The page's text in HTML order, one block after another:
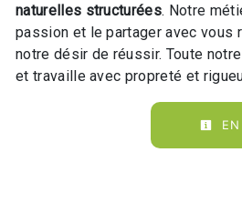
naturelles structurées. Notre
passion et le partager avec vous
notre désir de réussir. Toute
et travaille avec propreté et